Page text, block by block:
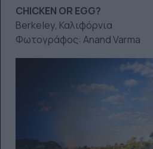
CHICKEN OR EGG?
Berkeley, Καλιφόρνια
Φωτογράφος: Anand Varma